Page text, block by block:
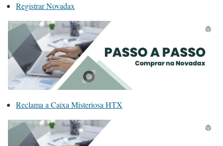
Registrar Novadax
Reclama a Caixa Misteriosa HTX